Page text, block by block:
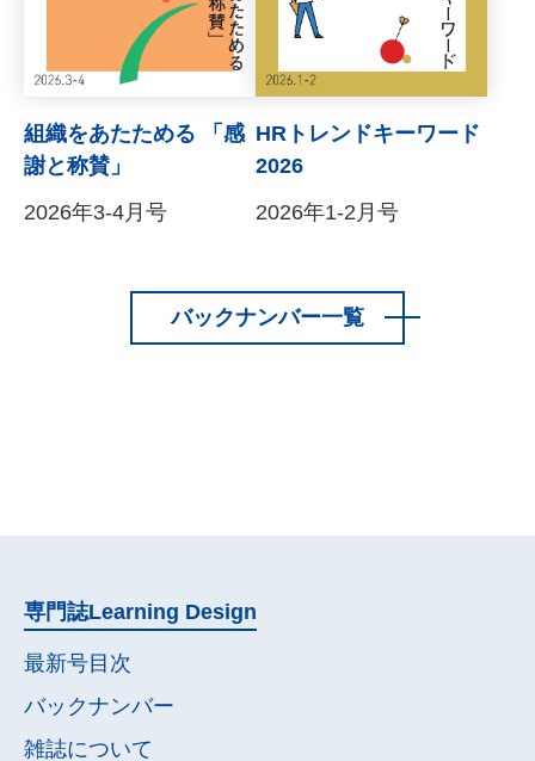
組織をあたためる 「感
謝と称賛」
2026年3-4月号
HRトレンドキーワード
2026
2026年1-2月号
バックナンバー一覧
専門誌Learning Design
最新号目次
バックナンバー
雑誌について